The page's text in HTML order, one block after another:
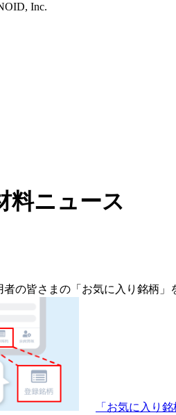
Inc.
料ニュース
者の皆さまの 「お気に入り銘柄
「お気に入り